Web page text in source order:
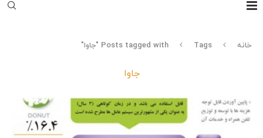
خانه Tags Posts tagged with "جاوا"
جاوا